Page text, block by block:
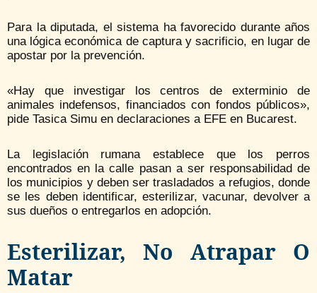
Para la diputada, el sistema ha favorecido durante años
una lógica económica de captura y sacrificio, en lugar de
apostar por la prevención.
«Hay que investigar los centros de exterminio de
animales indefensos, financiados con fondos públicos»,
pide Tasica Simu en declaraciones a EFE en Bucarest.
La legislación rumana establece que los perros
encontrados en la calle pasan a ser responsabilidad de
los municipios y deben ser trasladados a refugios, donde
se les deben identificar, esterilizar, vacunar, devolver a
sus dueños o entregarlos en adopción.
Esterilizar, No Atrapar O
Matar